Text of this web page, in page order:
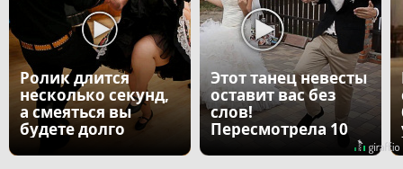
Ролик длится
несколько секунд,
а смеяться вы
будете долго
Этот танец невесты
оставит вас без
слов!
Пересмотрела 10